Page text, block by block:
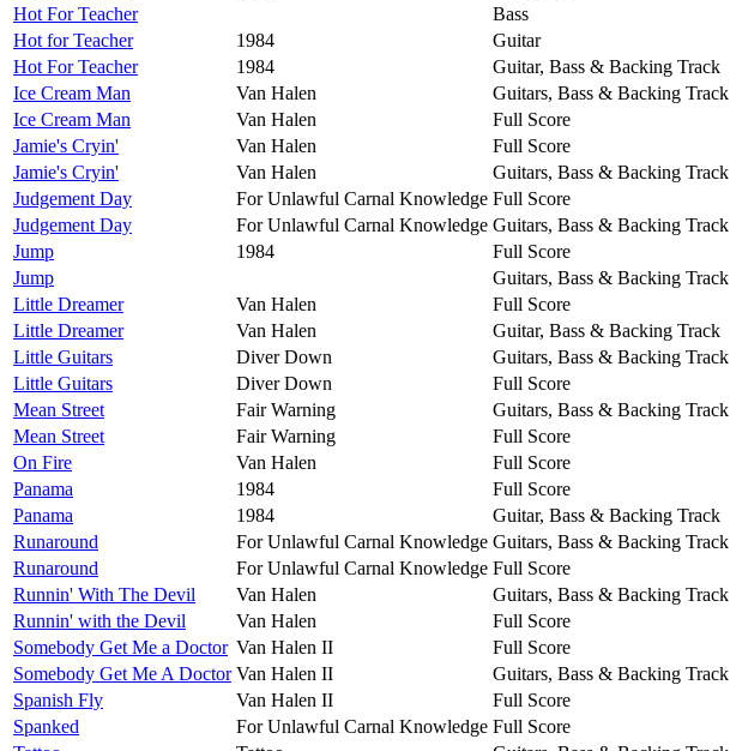
Hot For Teacher
Bass
Hot for Teacher
1984
Guitar
Hot For Teacher
1984
Guitar, Bass & Backing Track
Ice Cream Man
Van Halen
Guitars, Bass & Backing Track
Ice Cream Man
Van Halen
Full Score
Jamie's Cryin'
Van Halen
Full Score
Jamie's Cryin'
Van Halen
Guitars, Bass & Backing Track
Judgement Day
For Unlawful Carnal Knowledge Full Score
Judgement Day
For Unlawful Carnal Knowledge Guitars, Bass & Backing Track
Jump
1984
Full Score
Jump
Guitars, Bass & Backing Track
Little Dreamer
Van Halen
Full Score
Little Dreamer
Van Halen
Guitar, Bass & Backing Track
Little Guitars
Diver Down
Guitars, Bass & Backing Track
Little Guitars
Diver Down
Full Score
Mean Street
Fair Warning
Guitars, Bass & Backing Track
Mean Street
Fair Warning
Full Score
On Fire
Van Halen
Full Score
Panama
1984
Full Score
Panama
1984
Guitar, Bass & Backing Track
Runaround
For Unlawful Carnal Knowledge Guitars, Bass & Backing Track
Runaround
For Unlawful Carnal Knowledge Full Score
Runnin' With The Devil
Van Halen
Guitars, Bass & Backing Track
Runnin' with the Devil
Van Halen
Full Score
Somebody Get Me a Doctor Van Halen II
Full Score
Somebody Get Me A Doctor Van Halen II
Guitars, Bass & Backing Track
Spanish Fly
Van Halen II
Full Score
Spanked
For Unlawful Carnal Knowledge Full Score